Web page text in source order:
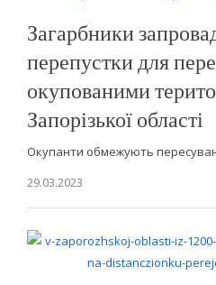
Загарбники
перепустки для
окупованими
Запорізької області
Окупанти обмежують
29.03.2023